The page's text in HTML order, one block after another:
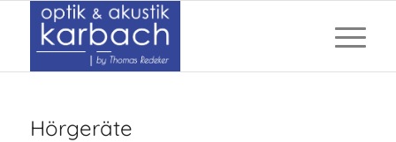
Hörgeräte